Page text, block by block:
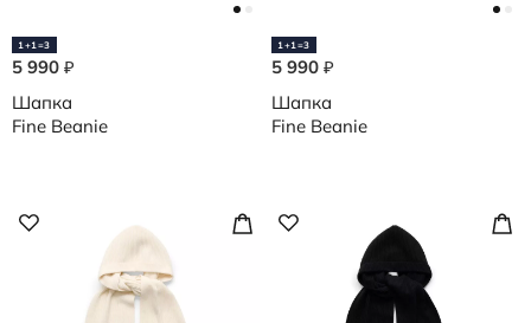
1+1=3
5 990 ₽
Шапка
Fine Beanie
1+1=3
5 990 ₽
Шапка
Fine Beanie